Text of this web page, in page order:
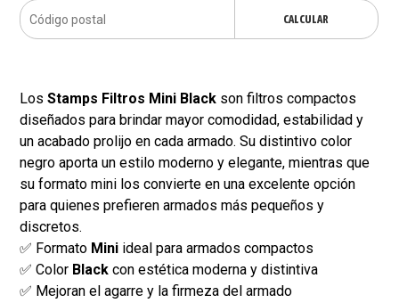
CALCULAR
LosStamps Filtros Mini Black son filtros compactos
diseñados para brindar mayor comodidad, estabilidad y
un acabado prolijo en cada armado. Su distintivo color
negro aporta un estilo moderno y elegante, mientras que
su formato mini los convierte en una excelente opción
para quienes prefieren armados más pequeños y
discretos.
✅ Formato Mini ideal para armados compactos
✅ Color Black con estética moderna y distintiva
✅ Mejoran el agarre y la firmeza del armado